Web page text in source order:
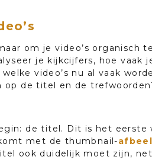
om je video’s organisch
je kijkcijfers, hoe vaak
video’s nu al vaak
op de titel en de
de titel. Dit is het eerste
met de thumbnail-
ook duidelijk moet zijn,